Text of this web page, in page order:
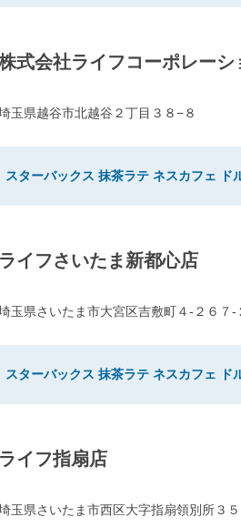
式会社ライフコーポレー
玉県越谷市北越谷２丁目３８−８
スターバックス 抹茶ラテ ネスカフェ ド
ライフさいたま新都心店
玉県さいたま市大宮区吉敷町４-２６７-
スターバックス 抹茶ラテ ネスカフェ ド
ライフ指扇店
玉県さいたま市西区大字指扇領別所３５